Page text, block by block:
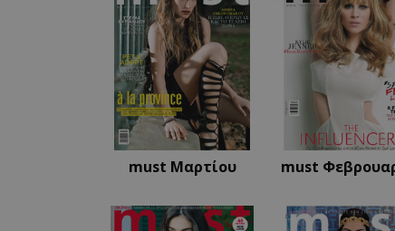
must Μαρτίου must
Τα απολύτως
διαχείριση
PinToTopCookie
__cf_bm